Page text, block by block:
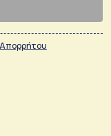
Απορρήτου